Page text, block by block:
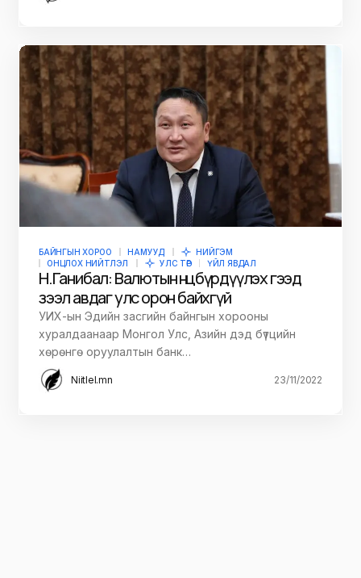
БАЙНГЫН ХОРОО НАМУУД
НИЙГЭМ
ОНЦЛОХ НИЙТЛЭЛ
УЛС ТӨР ҮЙЛ ЯВДАЛ
Н.Ганибал: Валютын нөөцөө бүрдүүлэх гээд
зээл авдаг улс орон байхгүй
УИХ-ын Эдийн засгийн байнгын хорооны
хуралдаанаар Монгол Улс, Азийн дэд бүтцийн
хөрөнгө оруулалтын банк…
Niitlel.mn 23/11/2022